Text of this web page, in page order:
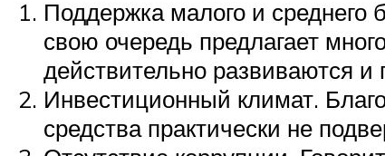
Поддержка малого и среднего
свою очередь предлагает
действительно развиваются и
Инвестиционный климат.
средства практически не